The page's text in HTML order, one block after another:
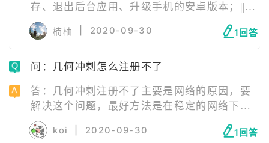
存、退出后台应用、升级手机的安卓版本；||网
络问题：检查一下自己的网络，如果不能正常
联网，更换网络环境尝试即可，比如从移动网
络切换为Wifi，或者从Wifi切换为移动网络；||
服务器维护：等待服务器维护好即可；||安装包
装。
楠柚 2020-09-30 1回答
问：几何冲刺怎么注册不了
答：几何冲刺注册不了主要是网络的原因，要
解决这个问题，最好方法是在稳定的网络下进
入到游戏名官方网站进行注册。具体步骤是，
先填写注册的邮箱，之后填入生日账号密码，
koi 2020-09-30 1回答